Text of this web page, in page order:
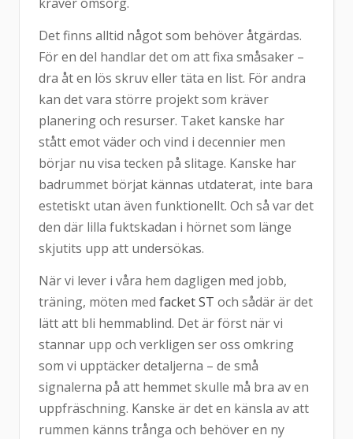
Det finns alltid något som behöver åtgärdas.
För en del handlar det om att fixa småsaker –
dra åt en lös skruv eller täta en list. För andra
kan det vara större projekt som kräver
planering och resurser. Taket kanske har
stått emot väder och vind i decennier men
börjar nu visa tecken på slitage. Kanske har
badrummet börjat kännas utdaterat, inte bara
estetiskt utan även funktionellt. Och så var det
den där lilla fuktskadan i hörnet som länge
skjutits upp att undersökas.
När vi lever i våra hem dagligen med jobb,
träning, möten med facket ST och sådär är det
lätt att bli hemmablind. Det är först när vi
stannar upp och verkligen ser oss omkring
som vi upptäcker detaljerna – de små
signalerna på att hemmet skulle må bra av en
uppfräschning. Kanske är det en känsla av att
rummen känns trånga och behöver en ny